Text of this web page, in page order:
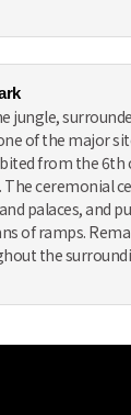
jungle,
of the major
from the 6th
The ceremonial
palaces, and
of ramps.
the